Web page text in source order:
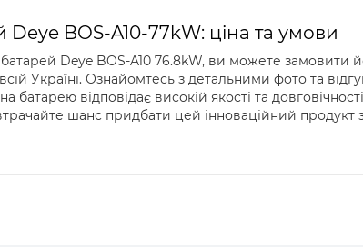
BOS-A10-77kW: ціна та умови
Deye BOS-A10 76.8kW, ви можете замовити
Україні. Ознайомтесь з детальними фото та
батарею відповідає високій якості та
шанс придбати цей інноваційний